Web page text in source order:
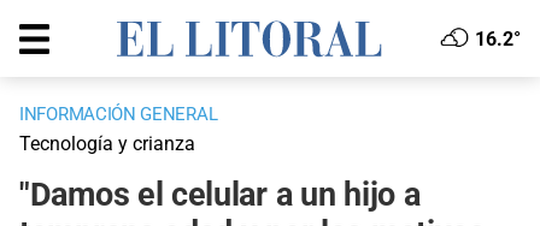
16.2°
INFORMACIÓN GENERAL
Tecnología y crianza
"Damos el celular a un hijo a